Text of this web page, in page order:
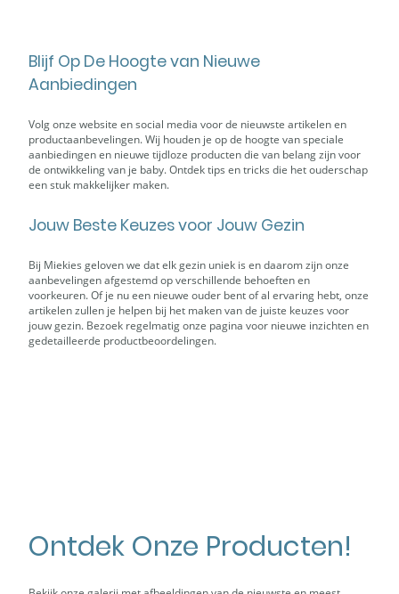
Blijf Op De Hoogte van Nieuwe
Aanbiedingen
Volg onze website en social media voor de nieuwste artikelen en
productaanbevelingen. Wij houden je op de hoogte van speciale
aanbiedingen en nieuwe tijdloze producten die van belang zijn voor
de ontwikkeling van je baby. Ontdek tips en tricks die het ouderschap
een stuk makkelijker maken.
Jouw Beste Keuzes voor Jouw Gezin
Bij Miekies geloven we dat elk gezin uniek is en daarom zijn onze
aanbevelingen afgestemd op verschillende behoeften en
voorkeuren. Of je nu een nieuwe ouder bent of al ervaring hebt, onze
artikelen zullen je helpen bij het maken van de juiste keuzes voor
jouw gezin. Bezoek regelmatig onze pagina voor nieuwe inzichten en
gedetailleerde productbeoordelingen.
Ontdek Onze Producten!